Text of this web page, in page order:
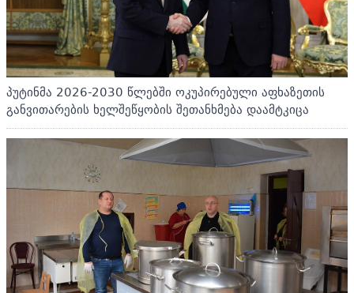
პუტინმა 2026-2030 წლებში ოკუპირებული აფხაზეთის
განვითარების ხელშეწყობის შეთანხმება დაამტკიცა